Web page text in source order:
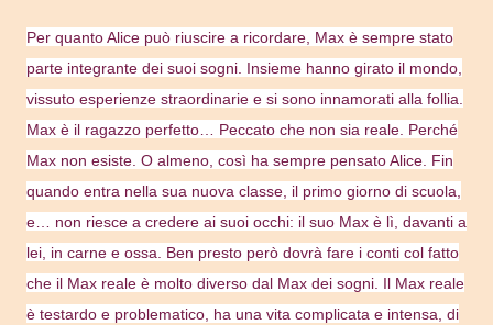
Per quanto Alice può riuscire a ricordare, Max è sempre stato
parte integrante dei suoi sogni. Insieme hanno girato il mondo,
vissuto esperienze straordinarie e si sono innamorati alla follia.
Max è il ragazzo perfetto… Peccato che non sia reale. Perché
Max non esiste. O almeno, così ha sempre pensato Alice. Fin
quando entra nella sua nuova classe, il primo giorno di scuola,
e… non riesce a credere ai suoi occhi: il suo Max è lì, davanti a
lei, in carne e ossa. Ben presto però dovrà fare i conti col fatto
che il Max reale è molto diverso dal Max dei sogni. Il Max reale
è testardo e problematico, ha una vita complicata e intensa, di